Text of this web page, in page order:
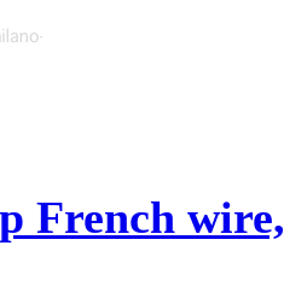
French